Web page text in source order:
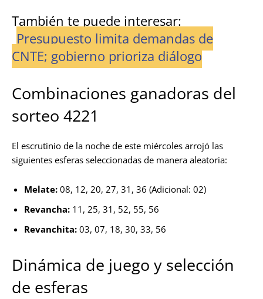
También te puede interesar:
Presupuesto limita demandas de
CNTE; gobierno prioriza diálogo
Combinaciones ganadoras del
sorteo 4221
El escrutinio de la noche de este miércoles arrojó las
siguientes esferas seleccionadas de manera aleatoria:
Melate: 08, 12, 20, 27, 31, 36 (Adicional: 02)
Revancha: 11, 25, 31, 52, 55, 56
Revanchita: 03, 07, 18, 30, 33, 56
Dinámica de juego y selección
de esferas